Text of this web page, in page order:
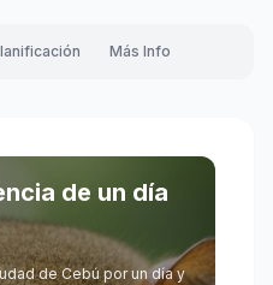
Más Info
de un día
de Cebú por un día y